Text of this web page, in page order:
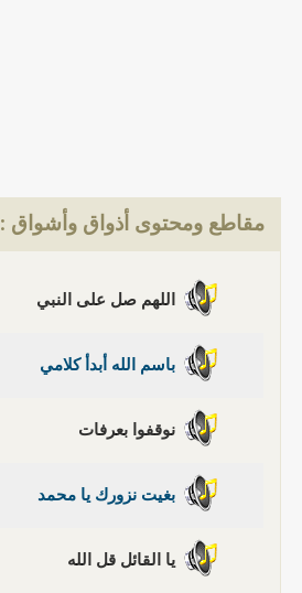
مقاطع ومحتوى أذواق وأشواق :
اللهم صل على النبي
باسم الله أبدأ كلامي
نوقفوا بعرفات
بغيت نزورك يا محمد
يا القائل قل الله